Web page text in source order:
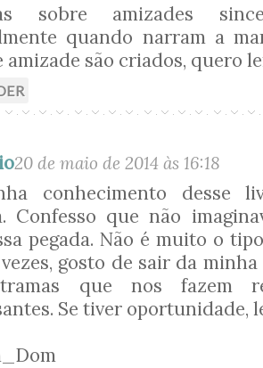
sobre amizades
quando narram a
amizade são criados, quero
20 de maio de 2014 às 16:18
conhecimento desse
Confesso que não
pegada. Não é muito o
vezes, gosto de sair da
tramas que nos fazem
Se tiver oportunidade,